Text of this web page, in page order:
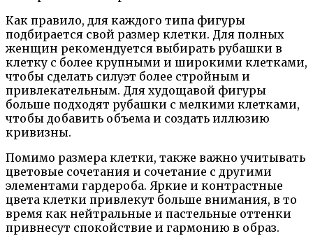
Как правило, для каждого типа фигуры
подбирается свой размер клетки. Для полных
женщин рекомендуется выбирать рубашки в
клетку с более крупными и широкими клетками,
чтобы сделать силуэт более стройным и
привлекательным. Для худощавой фигуры
больше подходят рубашки с мелкими клетками,
чтобы добавить объема и создать иллюзию
кривизны.
Помимо размера клетки, также важно учитывать
цветовые сочетания и сочетание с другими
элементами гардероба. Яркие и контрастные
цвета клетки привлекут больше внимания, в то
время как нейтральные и пастельные оттенки
привнесут спокойствие и гармонию в образ.